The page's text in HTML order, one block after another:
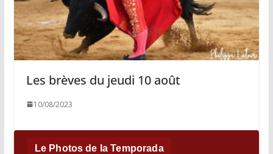
Les brèves du jeudi 10 août
10/08/2023
Le Photos de la Temporada